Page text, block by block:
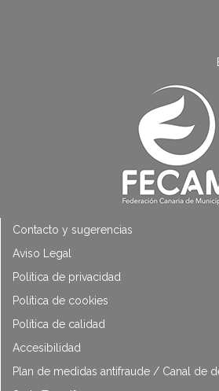
Contacto y sugerencias
Aviso Legal
Política de privacidad
Política de cookies
Política de calidad
Accesibilidad
Plan de medidas antifraude / Canal de